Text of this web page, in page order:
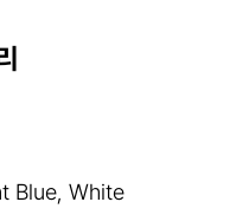
Blue, White